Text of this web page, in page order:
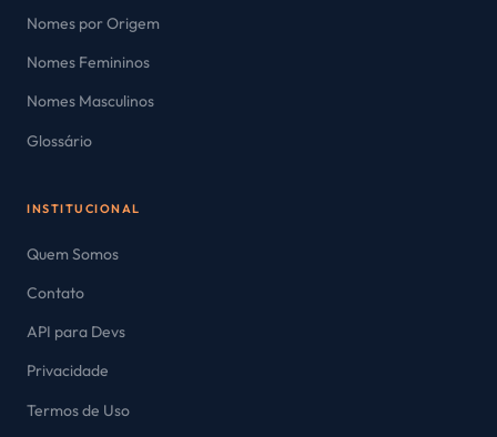
Nomes por Origem
Nomes Femininos
Nomes Masculinos
Glossário
INSTITUCIONAL
Quem Somos
Contato
API para Devs
Privacidade
Termos de Uso